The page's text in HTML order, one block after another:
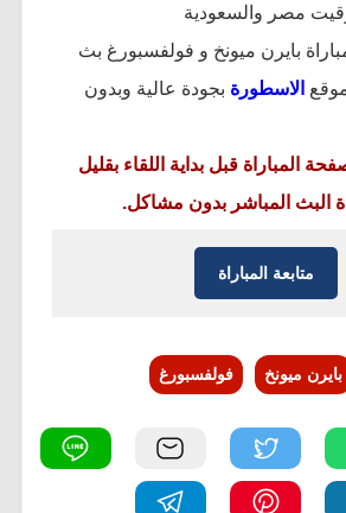
مصر والسعودية
بايرن ميونخ و فولفسبورغ بث
الاسطورة بجودة عالية وبدون
المباراة قبل بداية اللقاء بقليل
البث المباشر بدون مشاكل.
متابعة المباراة
بايرن ميونخ فولفسبورغ